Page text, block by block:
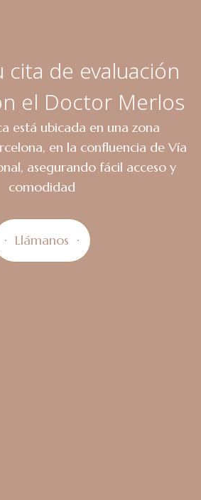
cita de evaluación
el Doctor Merlos
está ubicada en una zona
en la confluencia de Vía
asegurando fácil acceso y
comodidad
Llámanos